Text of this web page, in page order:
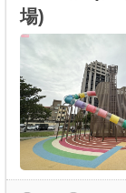
場)